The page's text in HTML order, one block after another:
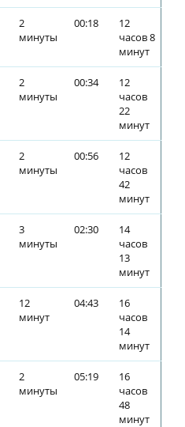
2
минуты
00:18
12
часов 8
минут
2
минуты
00:34
12
часов
22
минут
2
минуты
00:56
12
часов
42
минут
3
минуты
02:30
14
часов
13
минут
12
минут
04:43
16
часов
14
минут
2
минуты
05:19
16
часов
48
минут